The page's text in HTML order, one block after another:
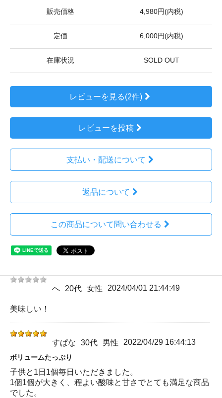
販売価格 4,980円(内税)
定価 6,000円(内税)
在庫状況 SOLD OUT
レビューを見る(2件)
レビューを投稿
支払い・配送について
返品について
この商品について問い合わせる
へ 20代 女性 2024/04/01 21:44:49
美味しい！
すぱな 30代 男性 2022/04/29 16:44:13
ボリュームたっぷり
子供と1日1個毎日いただきました。
1個1個が大きく、程よい酸味と甘さでとても満足な商品
でした。